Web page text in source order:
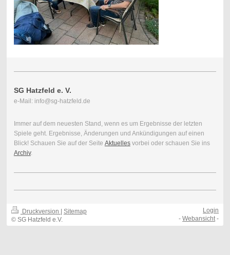
SG Hatzfeld e. V.
e-Mail: info@sg-hatzfeld.de
Immer auf dem neuesten Stand, wenn es um Ergebnisse der letzten
Spiele geht. Ergebnisse, Änderungen und Ankündigungen auf einen
Blick! Schauen Sie auf der Seite Aktuellesvorbei oder schauen Sie ins
Archiv.
Druckversion | Sitemap
© SG Hatzfeld e.V.
Login
-Webansicht -